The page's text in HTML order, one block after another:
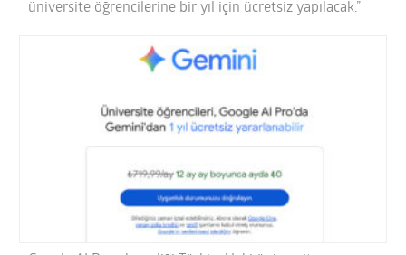
üniversite öğrencilerine bir yıl için ücretsiz yapılacak.”